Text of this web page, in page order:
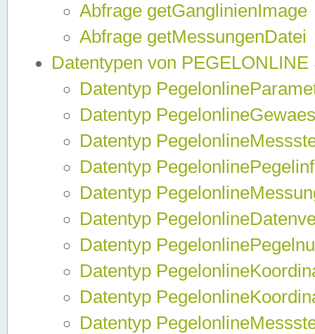
Abfrage getGanglinienImage
Abfrage getMessungenDatei
Datentypen von
Datentyp
Datentyp
Datentyp
Datentyp
Datentyp
Datentyp
Datentyp
Datentyp
Datentyp
Datentyp